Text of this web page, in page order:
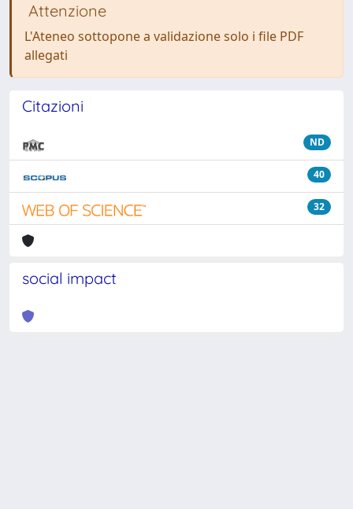
Attenzione
L'Ateneo sottopone a validazione solo i file PDF
allegati
Citazioni
ND
40
32
social impact